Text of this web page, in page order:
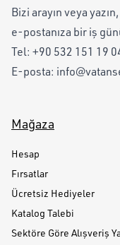
Bizi arayın veya yazın,
e-postanıza bir iş
Tel: +90 532 151 19
E-posta:
Mağaza
Hesap
Fırsatlar
Ücretsiz Hediyeler
Katalog Talebi
Sektöre Göre Alışveriş